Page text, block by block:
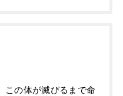
この体が滅びるまで命